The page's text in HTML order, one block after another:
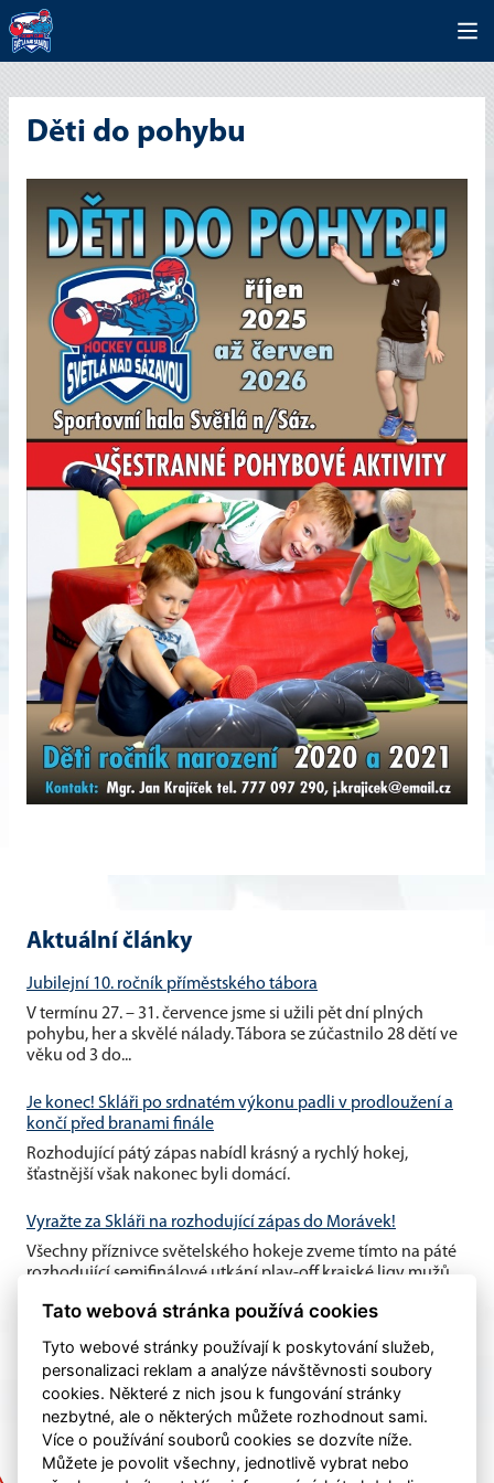
Děti do pohybu
Aktuální články
Jubilejní 10. ročník příměstského tábora
V termínu 27. – 31. července jsme si užili pět dní plných
pohybu, her a skvělé nálady. Tábora se zúčastnilo 28 dětí ve
věku od 3 do...
Je konec! Skláři po srdnatém výkonu padli v prodloužení a
končí před branami finále
Rozhodující pátý zápas nabídl krásný a rychlý hokej,
šťastnější však nakonec byli domácí.
Vyražte za Skláři na rozhodující zápas do Morávek!
Všechny příznivce světelského hokeje zveme tímto na páté
rozhodující semifinálové utkání play-off krajské ligy mužů,
Tato webová stránka používá cookies
Tyto webové stránky používají k poskytování služeb,
personalizaci reklam a analýze návštěvnosti soubory
cookies. Některé z nich jsou k fungování stránky
nezbytné, ale o některých můžete rozhodnout sami.
Více o používání souborů cookies se dozvíte níže.
Můžete je povolit všechny, jednotlivě vybrat nebo